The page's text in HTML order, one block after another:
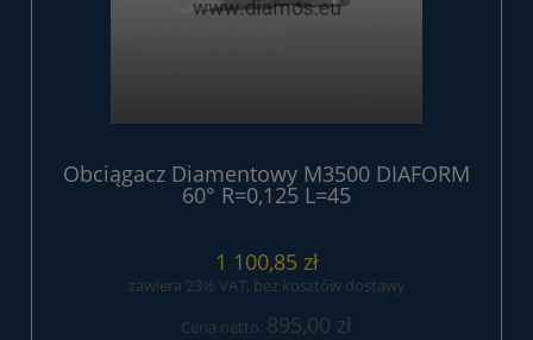
Obciągacz Diamentowy M3500 DIAFORM
60° R=0,125 L=45
1 100,85 zł
zawiera 23% VAT, bez kosztów dostawy
Cena netto: 895,00 zł